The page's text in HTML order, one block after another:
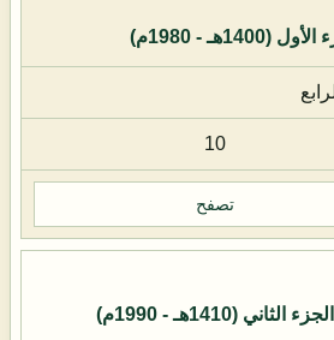
- 1980م)
10
تصفح
(1410هـ - 1990م)